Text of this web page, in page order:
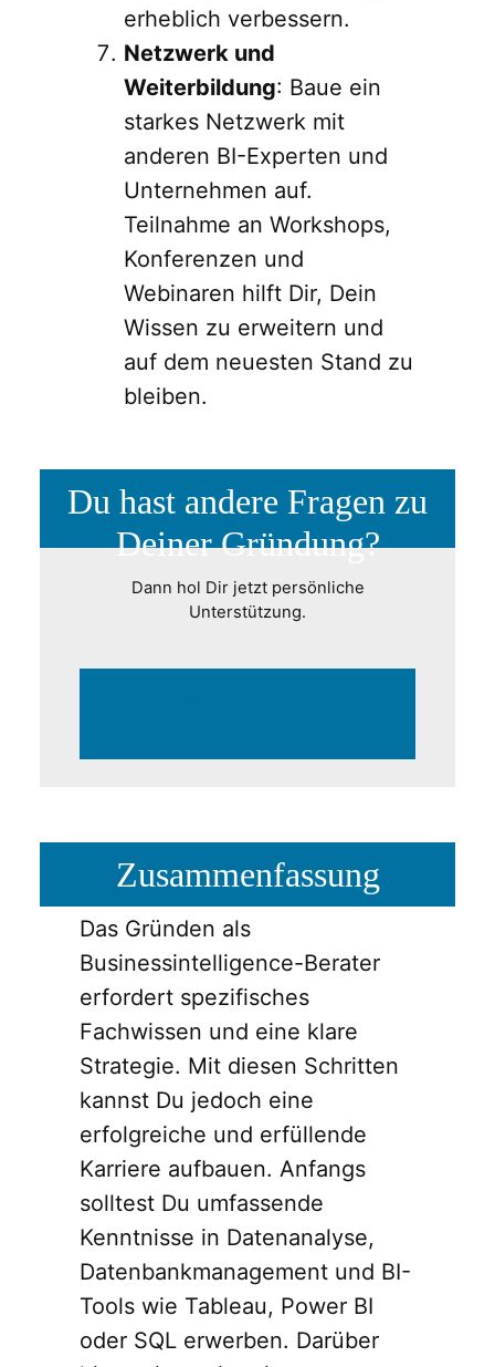
erheblich verbessern.
Netzwerk und
Weiterbildung: Baue ein
starkes Netzwerk mit
anderen BI-Experten und
Unternehmen auf.
Teilnahme an Workshops,
Konferenzen und
Webinaren hilft Dir, Dein
Wissen zu erweitern und
auf dem neuesten Stand zu
bleiben.
Du hast andere Fragen zu
Deiner Gründung?
Dann hol Dir jetzt persönliche
Unterstützung.
Zusammenfassung
Das Gründen als
Businessintelligence-Berater
erfordert spezifisches
Fachwissen und eine klare
Strategie. Mit diesen Schritten
kannst Du jedoch eine
erfolgreiche und erfüllende
Karriere aufbauen. Anfangs
solltest Du umfassende
Kenntnisse in Datenanalyse,
Datenbankmanagement und BI-
Tools wie Tableau, Power BI
oder SQL erwerben. Darüber